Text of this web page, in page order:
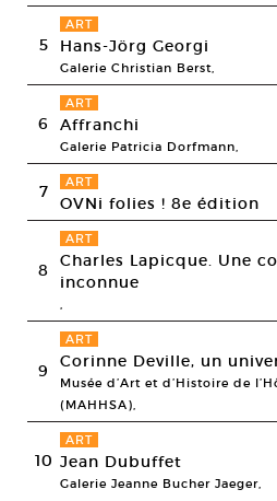
5
ART
Hans-Jörg Georgi
Galerie Christian Berst,
6
ART
Affranchi
Galerie Patricia Dorfmann,
7 ART
OVNi folies ! 8e édition
8
ART
Charles Lapicque. Une
inconnue
9
ART
Corinne Deville, un
Musée d’Art et d’Histoire de
(MAHHSA),
10
ART
Jean Dubuffet
Galerie Jeanne Bucher Jaeger,